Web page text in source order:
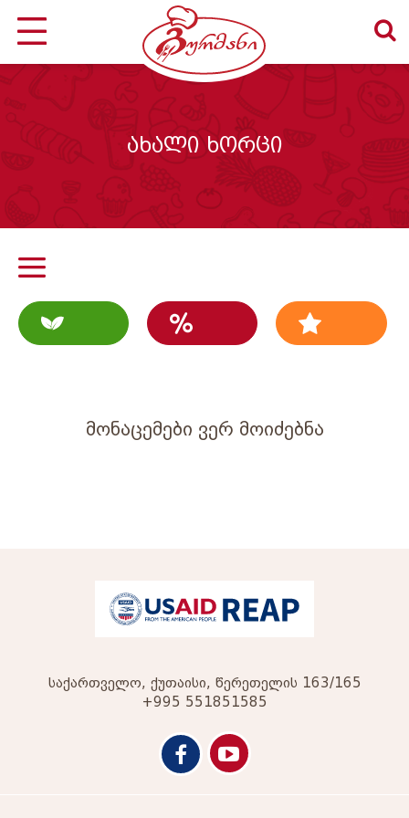
ახალი ხორცი
მონაცემები ვერ მოიძებნა
საქართველო, ქუთაისი, წერეთელის 163/165
+995 551851585